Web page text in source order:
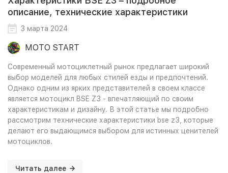
описание, технические характеристики
3 марта 2024
MOTO START
Современный мотоциклетный рынок предлагает широкий
выбор моделей для любых стилей езды и предпочтений.
Однако одним из ярких представителей в своем классе
является мотоцикл BSE Z3 - впечатляющий по своим
характеристикам и дизайну. В этой статье мы подробно
рассмотрим технические характеристики bse z3, которые
делают его выдающимся выбором для истинных ценителей
мотоциклов.
Читать далее